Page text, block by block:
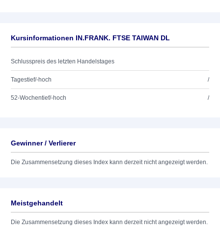
Kursinformationen IN.FRANK. FTSE TAIWAN DL
Schlusspreis des letzten Handelstages
Tagestief/-hoch /
52-Wochentief/-hoch /
Gewinner / Verlierer
Die Zusammensetzung dieses Index kann derzeit nicht angezeigt werden.
Meistgehandelt
Die Zusammensetzung dieses Index kann derzeit nicht angezeigt werden.